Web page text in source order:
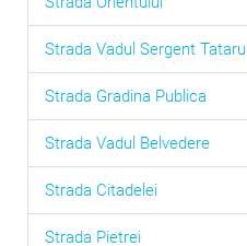
Strada Vadul Sergent Tataru
Strada Gradina Publica
Strada Vadul Belvedere
Strada Citadelei
Strada Pietrei